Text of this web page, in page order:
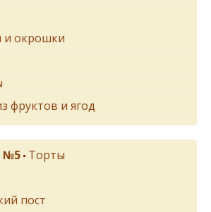
и окрошки
фруктов и ягод
№5 • Торты
пост